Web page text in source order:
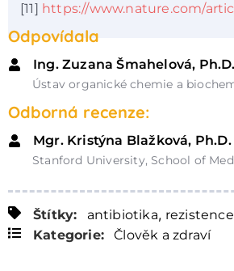
[11] https://www.nature.com/
Odpovídala
Ing. Zuzana Šmahelová, Ph.D.
Ústav organické chemie a
Odborná recenze:
Mgr. Kristýna Blažková, Ph.D.
Stanford University, School of
Štítky: antibiotika, rezistence
Kategorie:
Člověk a zdraví